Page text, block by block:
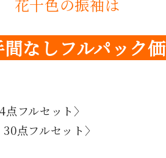
花十色の振袖は
間なしフルパック
フルセット〉
点フルセット〉